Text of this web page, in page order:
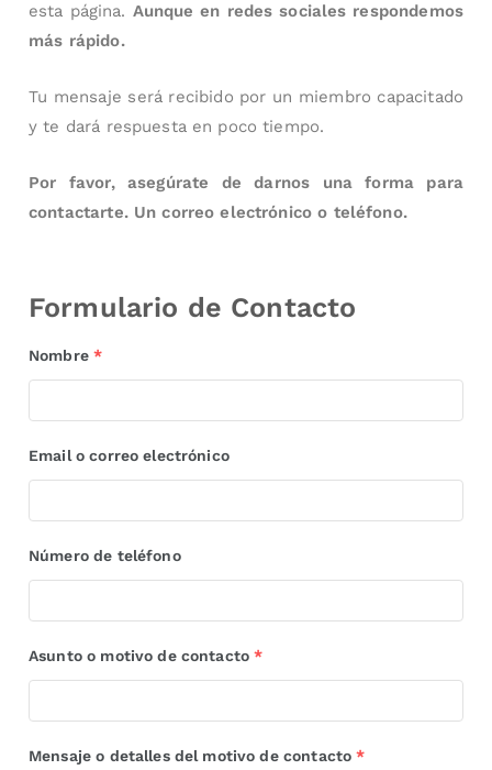
esta página. Aunque en redes sociales respondemos
más rápido.
Tu mensaje será recibido por un miembro capacitado
y te dará respuesta en poco tiempo.
Por favor, asegúrate de darnos una forma para
contactarte. Un correo electrónico o teléfono.
Formulario de Contacto
Nombre *
Email o correo electrónico
Número de teléfono
Asunto o motivo de contacto *
Mensaje o detalles del motivo de contacto *